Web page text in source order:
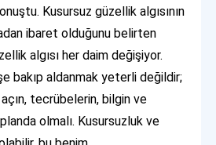
Kusursuz güzellik algısının
ibaret olduğunu belirten
algısı her daim değişiyor.
bakıp aldanmak yeterli değildir;
tecrübelerin, bilgin ve
olmalı. Kusursuzluk ve